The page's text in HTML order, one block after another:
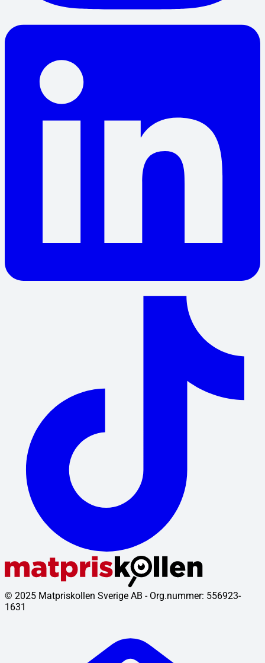
© 2025 Matpriskollen Sverige AB - Org.nummer: 556923-
1631